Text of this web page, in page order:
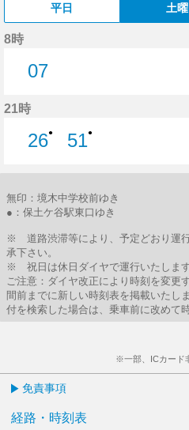
平日 土曜
8時
07
21時
26●
51●
無印：境木中学校前ゆき
●：保土ケ谷駅東口ゆき
※ 道路渋滞等により、予定どおり運
承下さい。
※ 祝日は休日ダイヤで運行いたします
ご注意：ダイヤ改正により時刻を変更
間前までに新しい時刻表を掲載いたし
付を検索した場合は、乗車前に改めて
※一部、ICカード
免責事項
経路・時刻表